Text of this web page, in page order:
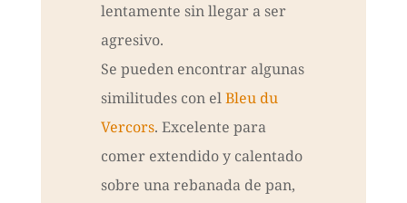
lentamente sin llegar a ser
agresivo.
Se pueden encontrar algunas
similitudes con elBleu du
Vercors. Excelente para
comer extendido y calentado
sobre una rebanada de pan,